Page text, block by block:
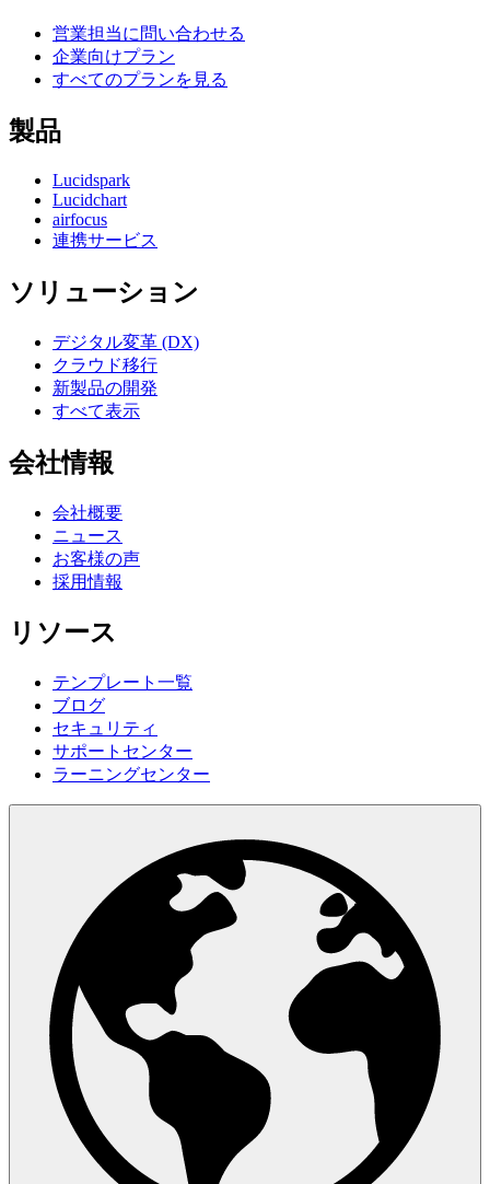
営業担当に問い合わせる
企業向けプラン
すべてのプランを見る
製品
Lucidspark
Lucidchart
airfocus
連携サービス
ソリューション
デジタル変革 (DX)
クラウド移行
新製品の開発
すべて表示
会社情報
会社概要
ニュース
お客様の声
採用情報
リソース
テンプレート一覧
ブログ
セキュリティ
サポートセンター
ラーニングセンター